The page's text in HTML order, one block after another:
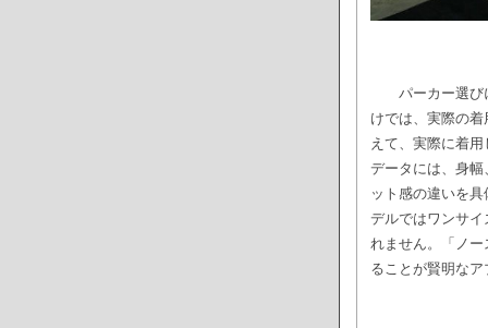
パーカー選び
けでは、実際の
えて、実際に着
データには、身
ット感の違いを
デルではワンサ
れません。「ノ
ることが賢明な